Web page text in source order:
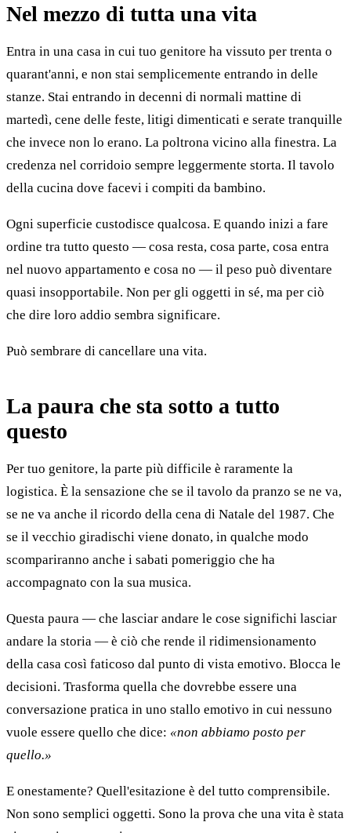
Nel mezzo di tutta una vita
Entra in una casa in cui tuo genitore ha vissuto per trenta o
quarant'anni, e non stai semplicemente entrando in delle
stanze. Stai entrando in decenni di normali mattine di
martedì, cene delle feste, litigi dimenticati e serate tranquille
che invece non lo erano. La poltrona vicino alla finestra. La
credenza nel corridoio sempre leggermente storta. Il tavolo
della cucina dove facevi i compiti da bambino.
Ogni superficie custodisce qualcosa. E quando inizi a fare
ordine tra tutto questo — cosa resta, cosa parte, cosa entra
nel nuovo appartamento e cosa no — il peso può diventare
quasi insopportabile. Non per gli oggetti in sé, ma per ciò
che dire loro addio sembra significare.
Può sembrare di cancellare una vita.
La paura che sta sotto a tutto
questo
Per tuo genitore, la parte più difficile è raramente la
logistica. È la sensazione che se il tavolo da pranzo se ne va,
se ne va anche il ricordo della cena di Natale del 1987. Che
se il vecchio giradischi viene donato, in qualche modo
scompariranno anche i sabati pomeriggio che ha
accompagnato con la sua musica.
Questa paura — che lasciar andare le cose significhi lasciar
andare la storia — è ciò che rende il ridimensionamento
della casa così faticoso dal punto di vista emotivo. Blocca le
decisioni. Trasforma quella che dovrebbe essere una
conversazione pratica in uno stallo emotivo in cui nessuno
vuole essere quello che dice: «non abbiamo posto per
quello.»
E onestamente? Quell'esitazione è del tutto comprensibile.
Non sono semplici oggetti. Sono la prova che una vita è stata